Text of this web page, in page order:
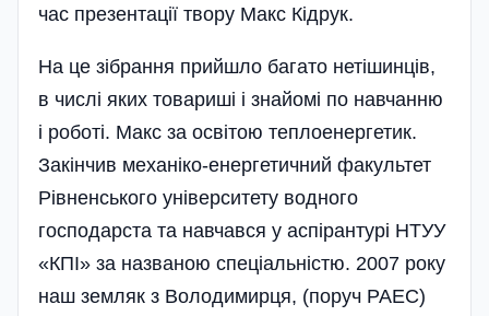
час презентації твору Макс Кідрук.
На це зібрання прийшло багато нетішинців,
в числі яких товариші і знайомі по навчанню
і роботі. Макс за освітою теплоенергетик.
Закінчив механіко-енергетичний факультет
Рівненського університету водного
господарста та навчався у аспірантурі НТУУ
«КПІ» за названою спеціальністю. 2007 року
наш земляк з Володимирця, (поруч РАЕС)